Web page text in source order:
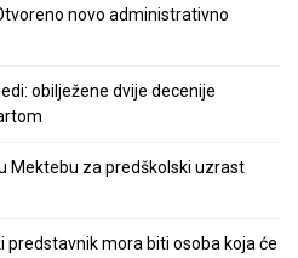
novo administrativno
obilježene dvije decenije
Mektebu za predškolski uzrast
predstavnik mora biti osoba koja će